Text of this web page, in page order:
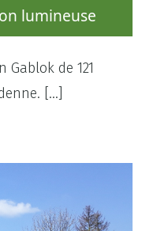
lumineuse
de 121
[…]